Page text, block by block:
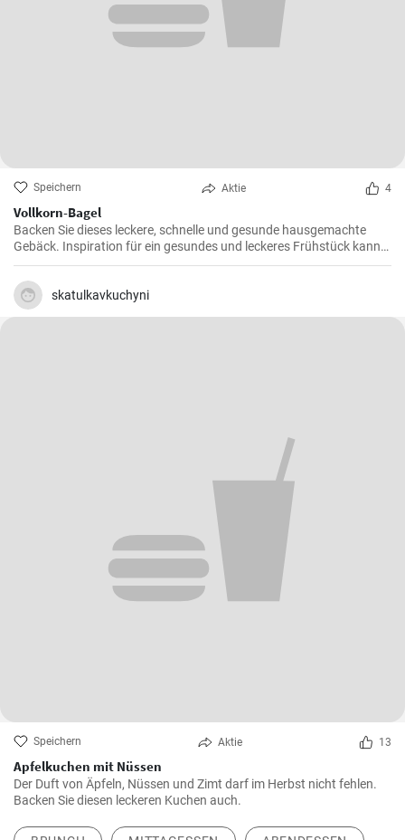
Speichern Aktie 4
Vollkorn-Bagel
Backen Sie dieses leckere, schnelle und gesunde hausgemachte
Gebäck. Inspiration für ein gesundes und leckeres Frühstück kann
man nie genug haben.
skatulkavkuchyni
Speichern Aktie 13
Apfelkuchen mit Nüssen
Der Duft von Äpfeln, Nüssen und Zimt darf im Herbst nicht fehlen.
Backen Sie diesen leckeren Kuchen auch.